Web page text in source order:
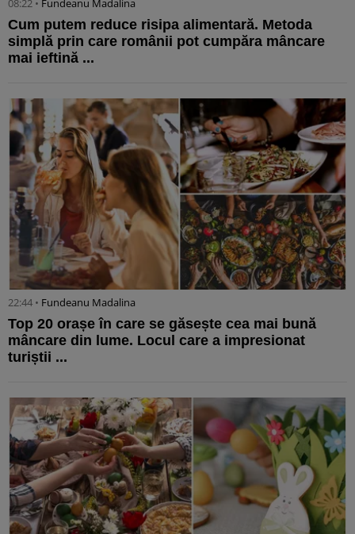
08:22 • Fundeanu Madalina
Cum putem reduce risipa alimentară. Metoda
simplă prin care românii pot cumpăra mâncare
mai ieftină ...
22:44 • Fundeanu Madalina
Top 20 orașe în care se găsește cea mai bună
mâncare din lume. Locul care a impresionat
turiștii ...